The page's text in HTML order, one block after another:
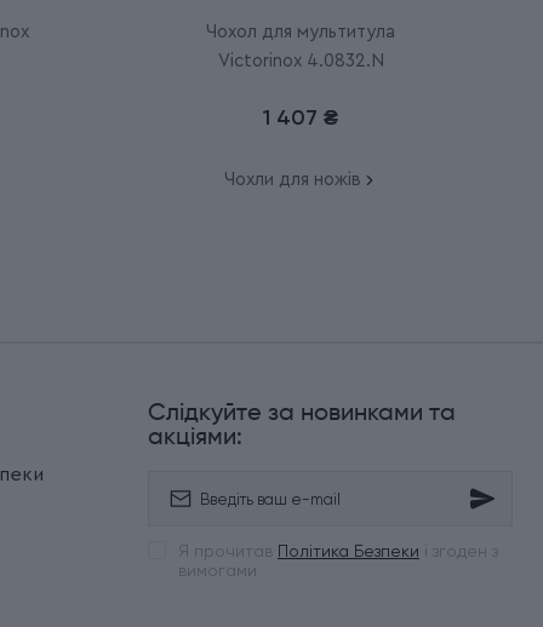
Чохол для мультитула
Victorinox 4.0832.N
1 407 ₴
Чохли для ножів
Слідкуйте за новинками та
акціями:
Я прочитав Політика Безпеки і згоден з
вимогами